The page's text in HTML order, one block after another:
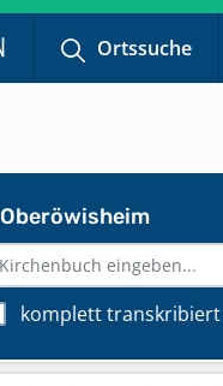
Ortssuche
Oberöwisheim
komplett transkribiert
chronol.
Mischbuch 1784 -
1803
Taufen 1726 - 1783